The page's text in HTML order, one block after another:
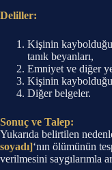
Deliller:
Kişinin
tanık beyanları,
Emniyet ve diğer
Kişinin
Diğer belgeler.
Sonuç ve Talep:
Yukarıda belirtilen
soyadı]‘nın ölümünün
verilmesini saygılarımla